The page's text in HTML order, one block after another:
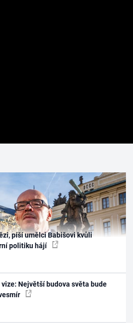
píší umělci Babišovi kvůli
politiku hájí
Největší budova světa bude